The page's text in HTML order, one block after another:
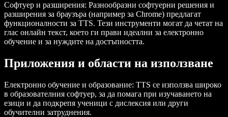
Софтуер и разширения: Разнообразни софтуерни решения и
разширения за браузъра (например за Chrome) предлагат
функционалности за TTS. Тези инструменти могат да четат на
глас онлайн текст, което ги прави идеални за електронно
обучение и за нуждите на достъпността.
Приложения и области на използване
Електронно обучение и образование: TTS се използва широко
в образователния софтуер, за да помага при изучаването на
езици и да подкрепя ученици с дислексия или други
обучителни затруднения.